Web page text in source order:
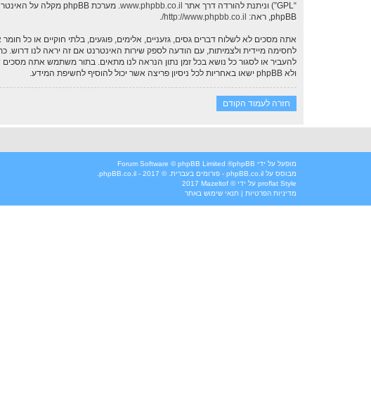
“GPL”) וניתנת להורדה דרך אתר
www.phpbb.co.il
phpBB, ראה:
http://www.phpbb.co.il/
.
אתה מסכים לא לשלוח דברים גסים, גזעניים, אלימים, פוגעים, בלתי חוקיים או כל
להעביר או לסגור כל נושא בכל זמן נתון הנראה לנו מתאים. בתור משתמש אתה
ולא phpBB ישאו באחריות לכל ניסיון פריצה אשר יכול להוסיף לחשיפת המידע.
חזרה לעמוד הקודם
מופעל על ידי phpBB
® Forum Software © phpBB Limited
מבוסס על phpBB.co.il - פורומים בעברית
. © 2017 - phpBB.co.il.
Style
proflat על ידי © Mazeltof
מדיניות הפרטיות | תנאי שימוש באתר